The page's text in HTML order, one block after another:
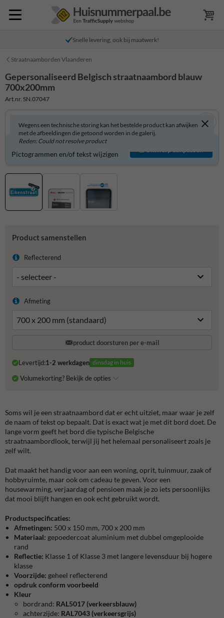
Snelle levering, ook bij maatwerk!
Straatnaamborden Vlaanderen
Gepersonaliseerd Belgisch straatnaambord blauw
700x200mm
Art.nr. SN.07047
Wegens een technische storing kan het bestelde product kan afwijken
met de afbeeldingen die getoond worden in de galerij.
Reden: Could not resolve product
Product zelf aanpassen?
Pictogrammen en/of tekst wijzigen
Ontwerp aanpassen
Product samenstellen
Reflecterend
Afmeting
product doorsturen per e-mail
Levertijd:1-2 werkdagen dinsdag in huis
Volumekorting? Bekijk de opties
Soms wil je een straatnaambord dat er echt uitziet, maar waar je zelf
de naam of tekst op bepaalt. Dat is exact wat je met dit bord doet. De
lange vorm geeft het bord die typische Belgische
straatnaambordlook, terwijl jij het helemaal personaliseert zoals je
zelf wilt.
Dat maakt het handig voor aan een woning, oprit, tuinmuur, zaak of
hobbyruimte, maar ook om cadeau te geven. Voor een
housewarming, verjaardag of pensioen maak je zo iets persoonlijks
dat mooi blijft hangen en ook echt gebruikt wordt.
Productspecificaties:
Afmetingen: 500 x 150 mm, 700 x 200 mm
Materiaal: gepoedercoat aluminium met dubbel omgeplooide
rand
Reflectie: Klasse 1 of Klasse 3 met langere levensduur bij hogere
klasse
Voorzijde: geheel reflecterend
opdruk conform voorbeeld
Kleur
bordrand: RAL5017 (verkeersblauw)
achterzijde: RAL7043 (verkeersgrijs)